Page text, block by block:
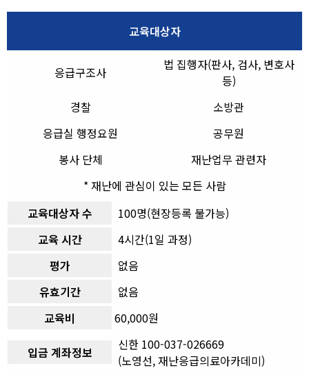
교육대상자
응급구조사
법 집행자(판사, 검사, 변호사
등)
경찰
소방관
응급실 행정요원
공무원
봉사 단체
재난업무 관련자
* 재난에 관심이 있는 모든 사람
교육대상자 수
100명(현장등록 불가능)
교육 시간
4시간(1일 과정)
평가
없음
유효기간
없음
교육비
60,000원
입금 계좌정보
신한 100-037-026669
(노영선, 재난응급의료아카데미)